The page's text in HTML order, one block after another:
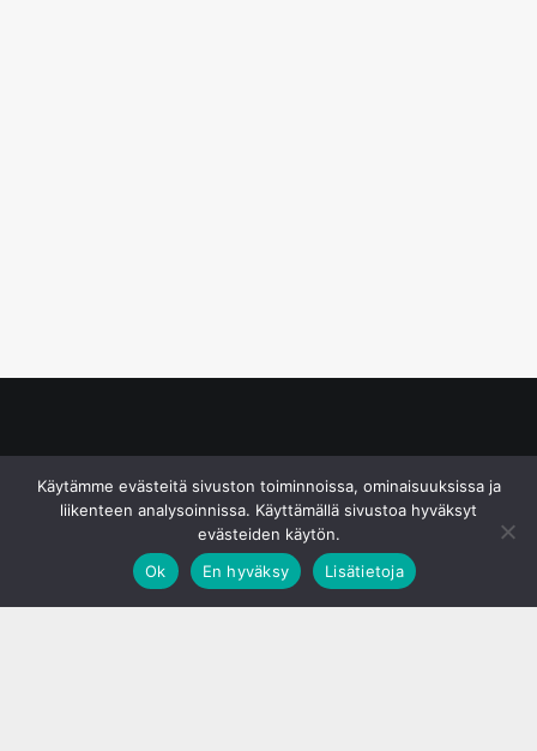
Käytämme evästeitä sivuston toiminnoissa, ominaisuuksissa ja
liikenteen analysoinnissa. Käyttämällä sivustoa hyväksyt
evästeiden käytön.
Ok
En hyväksy Lisätietoja